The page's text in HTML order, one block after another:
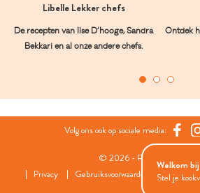
Libelle Lekker chefs
De recepten van Ilse D’hooge, Sandra
Bekkari en al onze andere chefs.
Ontdek
Volg ons ook op sociale media:
© 2026 - Roularta Media
Privacy
Gebruiksvoorwaarden Cookies
Welkom
Stel je